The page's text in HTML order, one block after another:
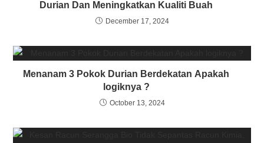
Durian Dan Meningkatkan Kualiti Buah
December 17, 2024
Menanam 3 Pokok Durian Berdekatan Apakah
logiknya ?
October 13, 2024